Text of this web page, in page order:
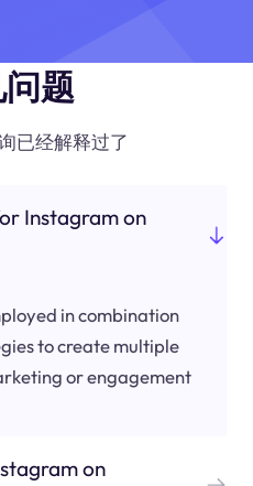
题
已经解释过了
Instagram on
in combination
to create multiple
or engagement
on